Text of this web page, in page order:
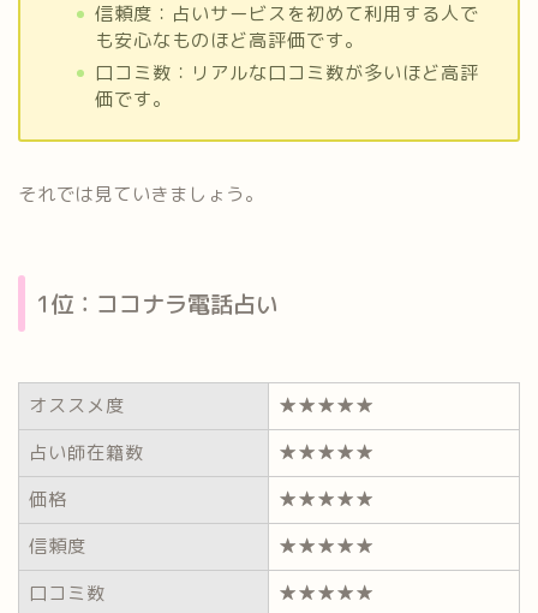
信頼度：占いサービスを初めて利用する人で
も安心なものほど高評価です。
口コミ数：リアルな口コミ数が多いほど高評
価です。
それでは見ていきましょう。
1位：ココナラ電話占い
オススメ度
★★★★★
占い師在籍数
★★★★★
価格
★★★★★
信頼度
★★★★★
口コミ数
★★★★★